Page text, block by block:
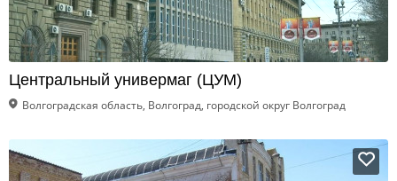
Центральный универмаг (ЦУМ)
Волгоградская область, Волгоград, городской округ Волгоград